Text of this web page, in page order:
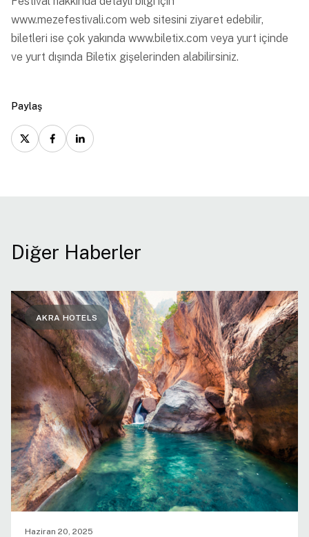
www.mezefestivali.com web sitesini ziyaret edebilir,
biletleri ise çok yakında www.biletix.com veya yurt içinde
ve yurt dışında Biletix gişelerinden alabilirsiniz.
Paylaş
Diğer Haberler
Haziran 20, 2025
AKRA HOTELS